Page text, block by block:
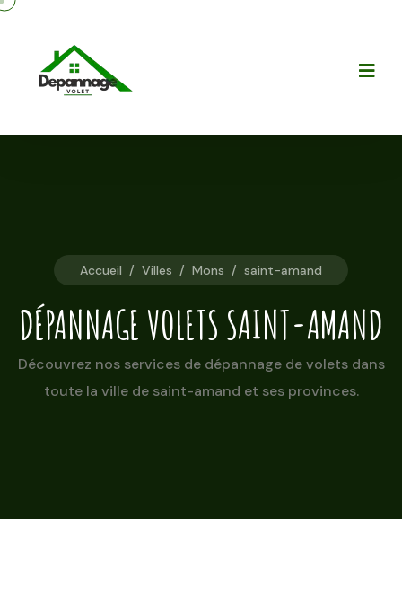
Accueil / Villes / Mons / saint-amand
DÉPANNAGE VOLETS SAINT-AMAND
Découvrez nos services de dépannage de volets dans
toute la ville de saint-amand et ses provinces.